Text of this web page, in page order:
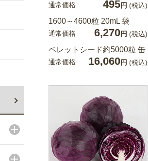
通常価格 495円 (税込)
1600～4600粒 20mL 袋
通常価格 6,270円 (税込)
ペレットシード約5000粒 缶
通常価格 16,060円 (税込)